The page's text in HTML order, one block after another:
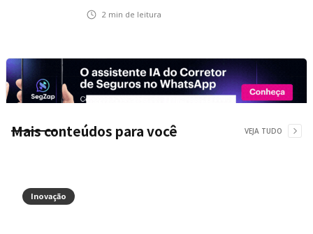
para toda a organização
2 min de leitura
Mais conteúdos para você VEJA TUDO
Inovação